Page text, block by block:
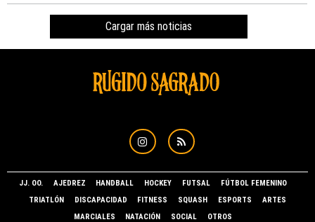
Cargar más noticias
JJ. OO. AJEDREZ HANDBALL HOCKEY FUTSAL
FÚTBOL FEMENINO
TRIATLÓN
DISCAPACIDAD FITNESS SQUASH ESPORTS
ARTES
MARCIALES
NATACIÓN SOCIAL OTROS